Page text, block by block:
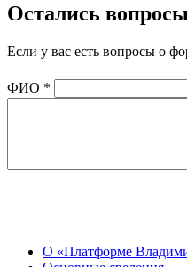
Остались
Если у вас есть вопросы о
ФИО *
О «Платформе